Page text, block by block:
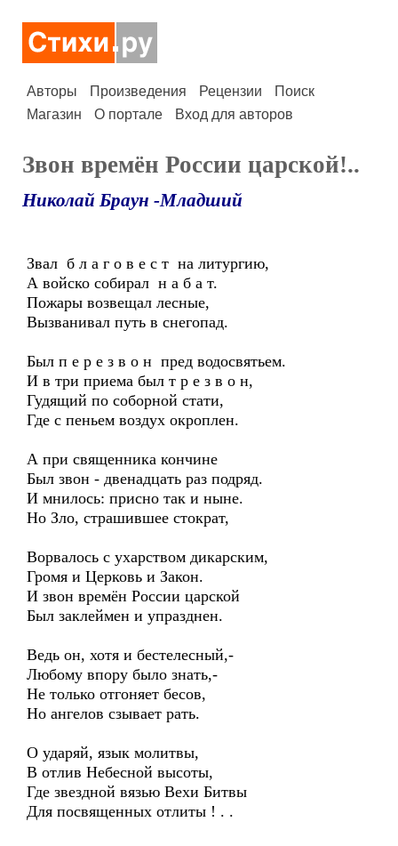
Авторы Произведения Рецензии
Поиск
Магазин
О портале Вход для авторов
Звон времён России царской!..
Николай Браун -Младший
Звал б л а г о в е с т на литургию,
А войско собирал н а б а т.
Пожары возвещал лесные,
Вызванивал путь в снегопад.
Был п е р е з в о н пред водосвятьем.
И в три приема был т р е з в о н,
Гудящий по соборной стати,
Где с пеньем воздух окроплен.
А при священника кончине
Был звон - двенадцать раз подряд.
И мнилось: присно так и ныне.
Но Зло, страшившее стократ,
Ворвалось с ухарством дикарским,
Громя и Церковь и Закон.
И звон времён России царской
Был заклеймен и упразднен.
Ведь он, хотя и бестелесный,-
Любому впору было знать,-
Не только отгоняет бесов,
Но ангелов сзывает рать.
О ударяй, язык молитвы,
В отлив Небесной высоты,
Где звездной вязью Вехи Битвы
Для посвященных отлиты ! . .